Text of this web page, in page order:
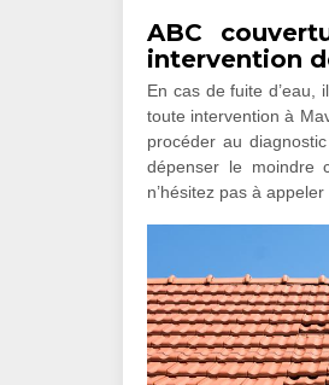
ABC
intervention
En cas de fuite
toute intervention à
procéder au
dépenser le moindre
n’hésitez pas à